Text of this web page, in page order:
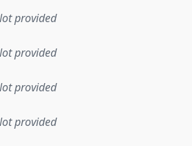
provided
provided
provided
provided